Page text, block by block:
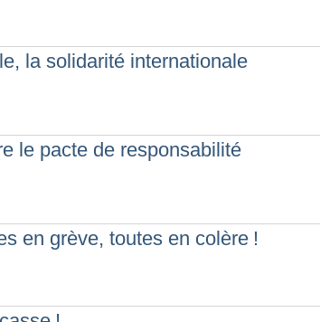
la solidarité internationale
le pacte de responsabilité
en grève, toutes en colère !